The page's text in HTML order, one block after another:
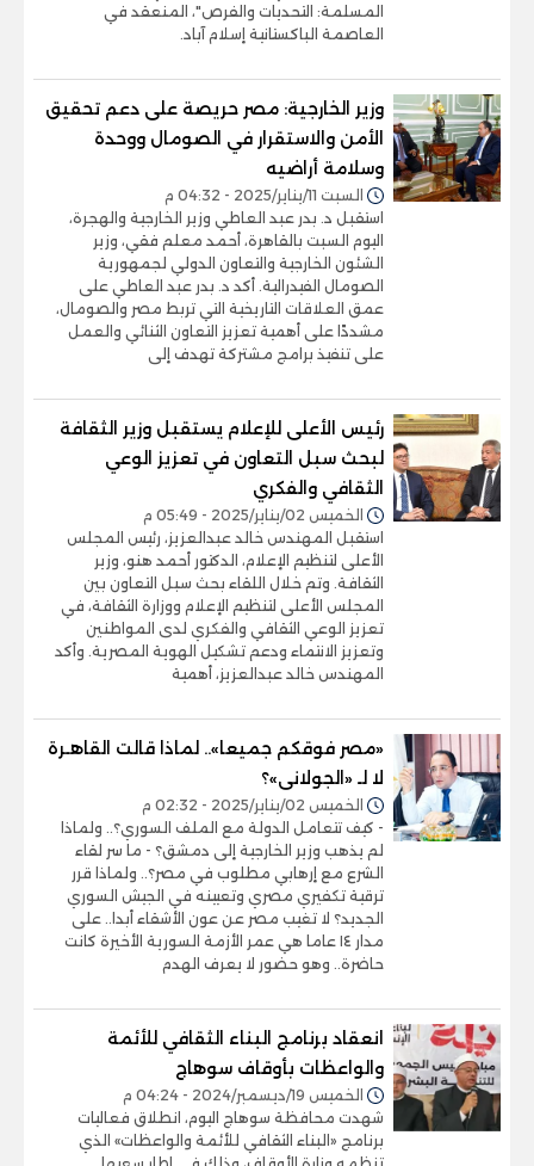
المسلمة: التحديات والفرص"، المنعقد في
العاصمة الباكستانية إسلام آباد.
وزير الخارجية: مصر حريصة على دعم تحقيق
الأمن والاستقرار في الصومال ووحدة
وسلامة أراضيه
السبت 11/يناير/2025 - 04:32 م
استقبل د. بدر عبد العاطي وزير الخارجية والهجرة،
اليوم السبت بالقاهرة، أحمد معلم فقي، وزير
الشئون الخارجية والتعاون الدولي لجمهورية
الصومال الفيدرالية. أكد د. بدر عبد العاطي على
عمق العلاقات التاريخية التي تربط مصر والصومال،
مشددًا على أهمية تعزيز التعاون الثنائي والعمل
على تنفيذ برامج مشتركة تهدف إلى
رئيس الأعلى للإعلام يستقبل وزير الثقافة
لبحث سبل التعاون في تعزيز الوعي
الثقافي والفكري
الخميس 02/يناير/2025 - 05:49 م
استقبل المهندس خالد عبدالعزيز، رئيس المجلس
الأعلى لتنظيم الإعلام، الدكتور أحمد هنو، وزير
الثقافة. وتم خلال اللقاء بحث سبل التعاون بين
المجلس الأعلى لتنظيم الإعلام ووزارة الثقافة، في
تعزيز الوعي الثقافي والفكري لدى المواطنين
وتعزيز الانتماء ودعم تشكيل الهوية المصرية. وأكد
المهندس خالد عبدالعزيز، أهمية
«مصر فوقكم جميعا».. لماذا قالت القاهـرة
لا لـ «الجولانى»؟
الخميس 02/يناير/2025 - 02:32 م
- كيف تتعامل الدولة مع الملف السوري؟.. ولماذا
لم يذهب وزير الخارجية إلى دمشق؟ - ما سر لقاء
الشرع مع إرهابي مطلوب في مصر؟.. ولماذا قرر
ترقية تكفيري مصري وتعيينه في الجيش السوري
الجديد؟ لا تغيب مصر عن عون الأشقاء أبدا.. على
مدار ١٤ عاما هي عمر الأزمة السورية الأخيرة كانت
حاضرة.. وهو حضور لا يعرف الهدم
انعقاد برنامج البناء الثقافي للأئمة
والواعظات بأوقاف سوهاج
الخميس 19/ديسمبر/2024 - 04:24 م
شهدت محافظة سوهاج اليوم، انطلاق فعاليات
برنامج «البناء الثقافي للأئمة والواعظات» الذي